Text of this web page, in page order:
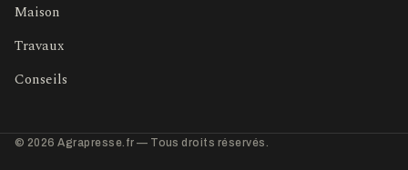
Maison
Travaux
Conseils
© 2026 Agrapresse.fr — Tous droits réservés.